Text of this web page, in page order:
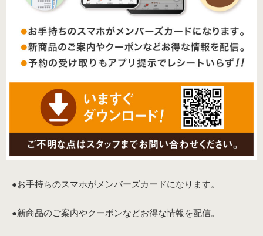
●お手持ちのスマホがメンバーズカードになります。
●新商品のご案内やクーポンなどお得な情報を配信。